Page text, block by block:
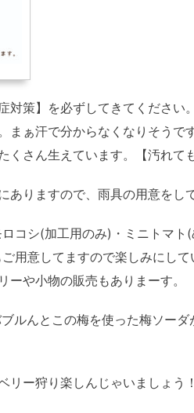
対策】を必ずしてきてくださ
まぁ汗で分からなくなりそうで
くさん生えています。【汚れて
ありますので、雨具の用意をし
コシ(加工用のみ)・ミニトマ
用意してますので楽しみにして
ーや小物の販売もありまーす。
ルんとこの梅を使った梅ソー
リー狩り楽しんじゃいましょう